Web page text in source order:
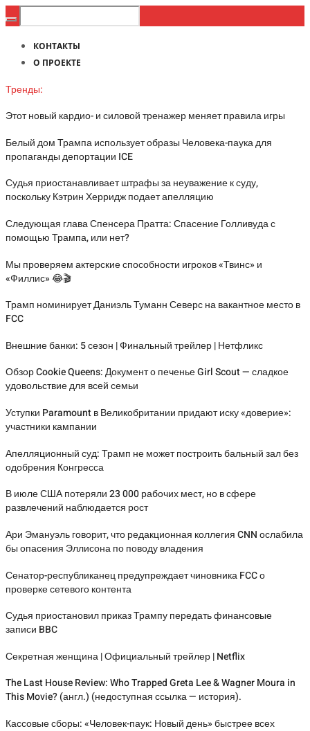
КОНТАКТЫ
О ПРОЕКТЕ
Тренды:
Этот новый кардио- и силовой тренажер меняет правила игры
Белый дом Трампа использует образы Человека-паука для
пропаганды депортации ICE
Судья приостанавливает штрафы за неуважение к суду,
поскольку Кэтрин Херридж подает апелляцию
Следующая глава Спенсера Пратта: Спасение Голливуда с
помощью Трампа, или нет?
Мы проверяем актерские способности игроков «Твинс» и
«Филлис» 😂🎬
Трамп номинирует Даниэль Туманн Северс на вакантное место в
FCC
Внешние банки: 5 сезон | Финальный трейлер | Нетфликс
Обзор Cookie Queens: Документ о печенье Girl Scout — сладкое
удовольствие для всей семьи
Уступки Paramount в Великобритании придают иску «доверие»:
участники кампании
Апелляционный суд: Трамп не может построить бальный зал без
одобрения Конгресса
В июле США потеряли 23 000 рабочих мест, но в сфере
развлечений наблюдается рост
Ари Эмануэль говорит, что редакционная коллегия CNN ослабила
бы опасения Эллисона по поводу владения
Сенатор-республиканец предупреждает чиновника FCC о
проверке сетевого контента
Судья приостановил приказ Трампу передать финансовые
записи BBC
Секретная женщина | Официальный трейлер | Netflix
The Last House Review: Who Trapped Greta Lee & Wagner Moura in
This Movie? (англ.) (недоступная ссылка — история).
Кассовые сборы: «Человек-паук: Новый день» быстрее всех